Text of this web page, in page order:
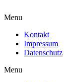
Menu
Kontakt
Impressum
Datenschutz
Menu